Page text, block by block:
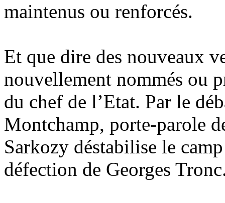
maintenus ou renforcés.
Et que dire des nouveaux
nouvellement nommés ou
du chef de l’Etat. Par le
Montchamp, porte-parole
Sarkozy déstabilise le
défection de Georges